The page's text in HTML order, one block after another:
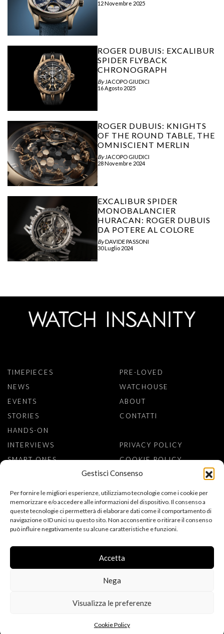
Gestisci Consenso
Per fornire le migliori esperienze, utilizziamo tecnologie come i cookie per
memorizzare e/o accedere alle informazioni del dispositivo. Il consenso a
queste tecnologie ci permetterà di elaborare dati come il comportamento di
navigazione o ID unici su questo sito. Non acconsentire o ritirare il consenso
può influire negativamente su alcune caratteristiche e funzioni.
Accetta
Nega
Visualizza le preferenze
Cookie Policy
12 Novembre 2025
ROGER DUBUIS: EXCALIBUR
SPIDER FLYBACK
CHRONOGRAPH
By JACOPO GIUDICI
16 Agosto 2025
ROGER DUBUIS: KNIGHTS
OF THE ROUND TABLE, THE
OMNISCIENT MERLIN
By JACOPO GIUDICI
28 Novembre 2024
EXCALIBUR SPIDER
MONOBALANCIER
HURACAN: ROGER DUBUIS
DA POTERE AL COLORE
ByDAVIDE PASSONI
30 Luglio 2024
TIMEPIECES
NEWS
EVENTS
STORIES
HANDS-ON
INTERVIEWS
SMART ONES
PRE-LOVED
WATCHOUSE
ABOUT
CONTATTI
PRIVACY POLICY
COOKIE POLICY
ISCRIVITI ALLA NEWSLETTER
ACCONSENTO AL TRATTAMENTO DEI MIEI DATI PERSONALI PER
L’INFORMATIVA SULLA PRIVACY.
FOLLOW US
Copyright © 2015-2026 Watch Insanity - All rights reserved